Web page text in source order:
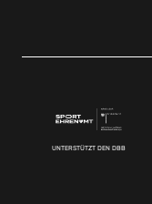
UNTERSTÜTZT DEN DBB